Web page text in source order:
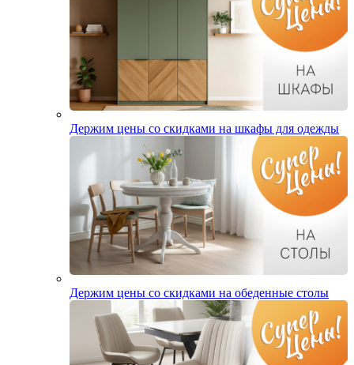
Держим цены со скидками на шкафы для одежды
Держим цены со скидками на обеденные столы